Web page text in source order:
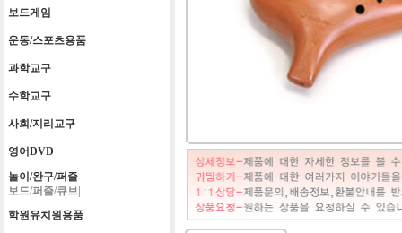
보드게임
운동/스포츠용품
과학교구
수학교구
사회/지리교구
영어DVD
놀이/완구/퍼즐
보드/퍼즐/큐브|
학원유치원용품